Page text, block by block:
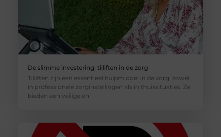
De slimme investering: tilliften in de zorg
Tilliften zijn een essentieel hulpmiddel in de zorg, zowel
in professionele zorginstellingen als in thuissituaties. Ze
bieden een veilige en